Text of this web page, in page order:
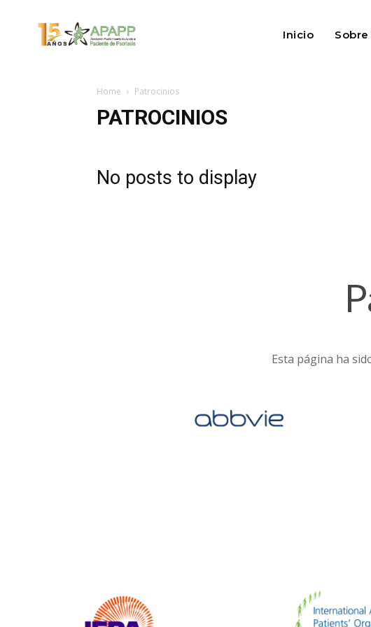
Inicio
Home Patrocinios
PATROCINIOS
No posts to display
Esta página ha